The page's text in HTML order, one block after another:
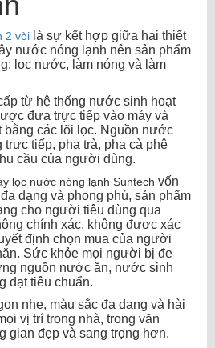
2 vòi là sự kết hợp giữa hai thiết
nước nóng lạnh nên sản phẩm
lọc nước, làm nóng và làm
từ hệ thống nước sinh hoạt
đưa trực tiếp vào máy và
bằng các lõi lọc. Nguồn nước
trực tiếp, pha trà, pha cà phê
cầu của người dùng.
lọc nước nóng lạnh Suntech vốn
dạng và phong phú, sản phẩm
cho người tiêu dùng qua
chính xác, không được xác
định chọn mua của người
Sức khỏe mọi người bị đe
nguồn nước ăn, nước sinh
đạt tiêu chuẩn.
nhẹ, màu sắc đa dạng và hài
vị trí trong nhà, trong văn
gian đẹp và sang trọng hơn.